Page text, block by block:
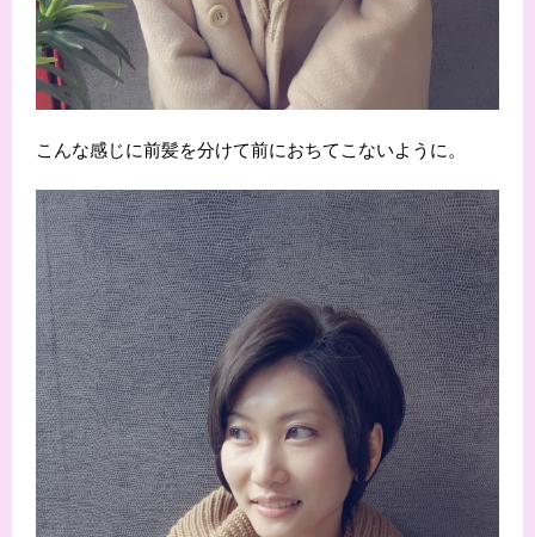
こんな感じに前髪を分けて前におちてこないように。